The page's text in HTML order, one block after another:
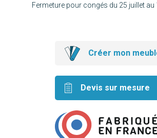
Fermeture pour congés du 25 juillet au
Créer mon
Devis sur mesure